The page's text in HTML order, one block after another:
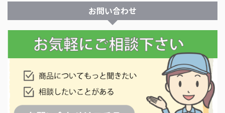
お問い合わせ